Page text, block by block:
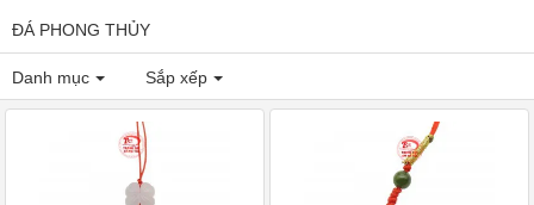
ĐÁ PHONG THỦY
Danh mục Sắp xếp